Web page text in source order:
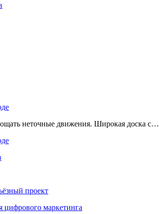
неточные движения. Широкая доска с…
проект
цифрового маркетинга